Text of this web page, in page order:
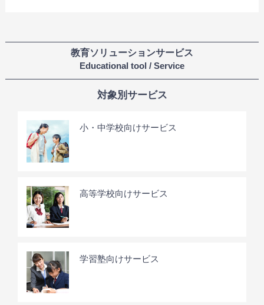
教育ソリューションサービス
Educational tool / Service
対象別サービス
小・中学校向けサービス
高等学校向けサービス
学習塾向けサービス